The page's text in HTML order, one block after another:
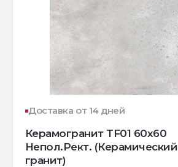
Доставка от 14 дней
Керамогранит TF01 60x60
Непол.Рект. (Керамический
гранит)